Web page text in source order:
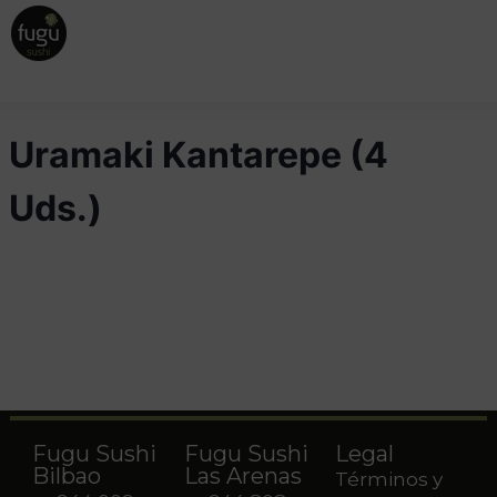
Uramaki Kantarepe (4
Uds.)
Fugu Sushi
Bilbao
Fugu Sushi
Las Arenas
Legal
Términos y